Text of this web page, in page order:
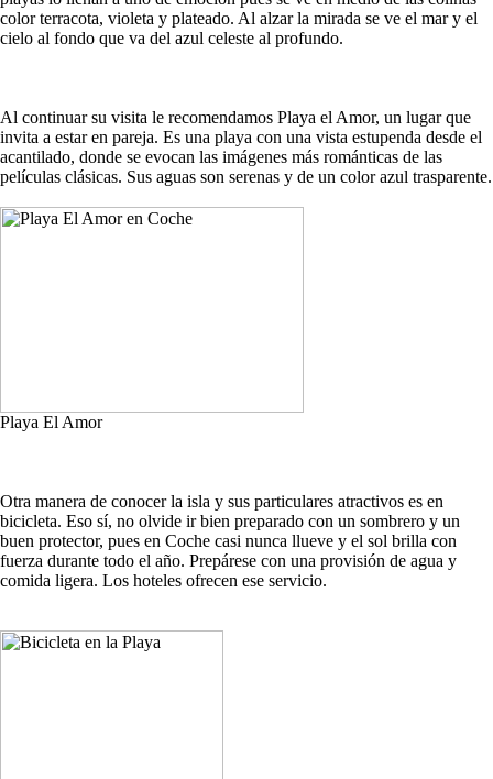
color terracota, violeta y plateado. Al alzar la mirada se ve el mar y el
cielo al fondo que va del azul celeste al profundo.
Al continuar su visita le recomendamos Playa el Amor, un lugar que
invita a estar en pareja. Es una playa con una vista estupenda desde el
acantilado, donde se evocan las imágenes más románticas de las
películas clásicas. Sus aguas son serenas y de un color azul trasparente.
Playa El Amor
Otra manera de conocer la isla y sus particulares atractivos es en
bicicleta. Eso sí, no olvide ir bien preparado con un sombrero y un
buen protector, pues en Coche casi nunca llueve y el sol brilla con
fuerza durante todo el año. Prepárese con una provisión de agua y
comida ligera. Los hoteles ofrecen ese servicio.